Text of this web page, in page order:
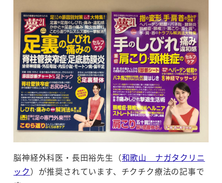
脳神経外科医・長田裕先生（和歌山 ナガタクリニ
ック）が推奨されています、チクチク療法の記事で